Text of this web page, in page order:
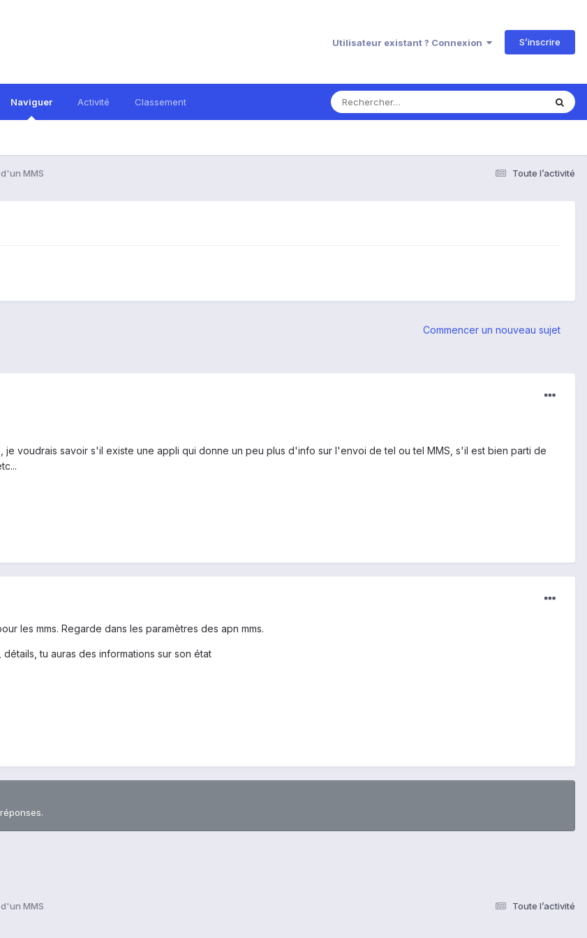
Utilisateur existant ? Connexion S’inscrire
Naviguer Activité Classement
Toute l’activité
MMS
Commencer un nouveau sujet
je voudrais savoir s'il existe une appli qui donne un peu plus d'info sur l'envoi de tel ou tel MMS, s'il est bien parti de
les mms. Regarde dans les paramètres des apn mms.
tu auras des informations sur son état
Toute l’activité
MMS